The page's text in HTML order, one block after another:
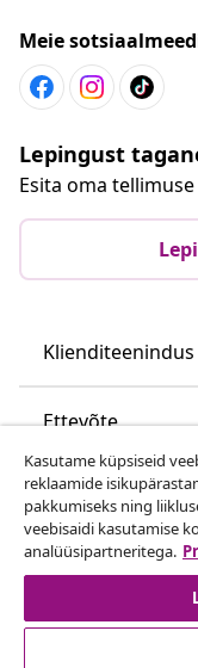
Meie
Lepingust
Esita oma
Klienditeenindus
Ettevõte
vidaXL
Vaata rohkem
Kasutame küpsiseid
reklaamide
pakkumiseks ning
veebisaidi kasutamise
analüüsipartneritega.